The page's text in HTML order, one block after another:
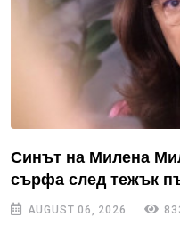
Синът на Милена
сърфа след тежък
AUGUST 06, 2026